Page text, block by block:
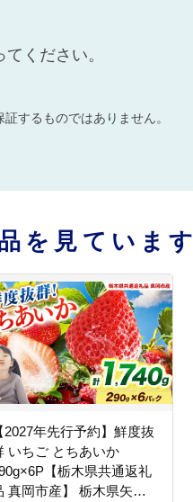
てください。
するものではありません。
を見ています
2027年先行予約】鮮度抜
いちご とちあいか
【栃木県共通返礼
真岡市産】 栃木県矢板